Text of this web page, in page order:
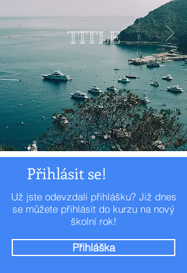
TITLE
Přihlásit se!
Už jste odevzdali přihlášku? Již dnes
se můžete přihlásit do kurzu na nový
školní rok!
Přihláška